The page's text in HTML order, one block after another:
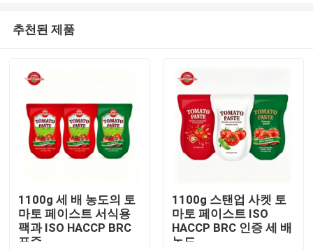
추천된 제품
1100g 세 배 농도의 토
마토 페이스트 서식용
팩과 ISO HACCP BRC
표준
1100g 스탠업 사켓 토
마토 페이스트 ISO
HACCP BRC 인증 세 배
농도